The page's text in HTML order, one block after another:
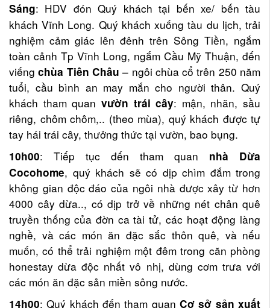
Sáng: HDV đón Quý khách tại bến xe/ bến tàu
khách Vĩnh Long. Quý khách xuống tàu du lịch, trải
nghiệm cảm giác lên đênh trên Sông Tiền, ngắm
toàn cảnh Tp Vĩnh Long, ngắm Cầu Mỹ Thuận, đến
viếngchùa Tiên Châu – ngôi chùa cổ trên 250 năm
tuổi, cầu bình an may mắn cho người thân. Quý
khách tham quan vườn trái cây: mận, nhãn, sầu
riêng, chôm chôm,.. (theo mùa), quý khách được tự
tay hái trái cây, thưởng thức tại vườn, bao bụng.
10h00: Tiếp tục đến tham quan nhà Dừa
Cocohome, quý khách sẽ có dịp chìm đắm trong
không gian độc đáo của ngôi nhà được xây từ hơn
4000 cây dừa.., có dịp trở về những nét chân quê
truyền thống của đờn ca tài tử, các hoạt động làng
nghề, và các món ăn đặc sắc thôn quê, và nếu
muốn, có thể trải nghiệm một đêm trong căn phòng
honestay dừa độc nhất vô nhị, dùng cơm trưa với
các món ăn đặc sản miền sông nước.
14h00: Quý khách đến tham quan Cơ sở sản xuất